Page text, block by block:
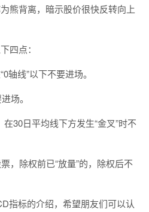
熊背离，暗示股价很快反转向上
点：
线”以下不要进场。
场。
30日平均线下方发生“金叉”时不
除权前已“放量”的，除权后不
标的介绍，希望朋友们可以认